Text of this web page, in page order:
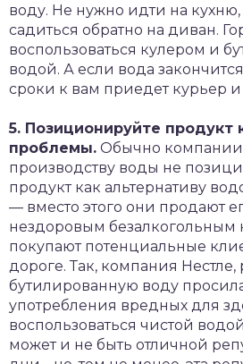
воду. Не нужно идти на
садиться обратно на диван.
воспользоваться кулером и
водой. А если вода
сроки к вам приедет курьер и
5. Позиционируйте продукт
проблемы. Обычно компании
производству воды не
продукт как альтернативу
— вместо этого они продают
нездоровым безалкогольным
покупают потенциальные
дороге. Так, компания
бутилированную воду просила
употребления вредных для
воспользоваться чистой
может и не быть отличной